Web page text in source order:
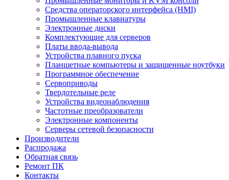
Средства операторского интерфейса (HMI)
Промышленные клавиатуры
Электронные диски
Комплектующие для серверов
Платы ввода-вывода
Устройства плавного пуска
Планшетные компьютеры и защищенные ноутбуки
Программное обеспечение
Сервоприводы
Твердотельные реле
Устройства видеонаблюдения
Частотные преобразователи
Электронные компоненты
Серверы сетевой безопасности
Производители
Распродажа
Обратная связь
Ремонт ПК
Контакты